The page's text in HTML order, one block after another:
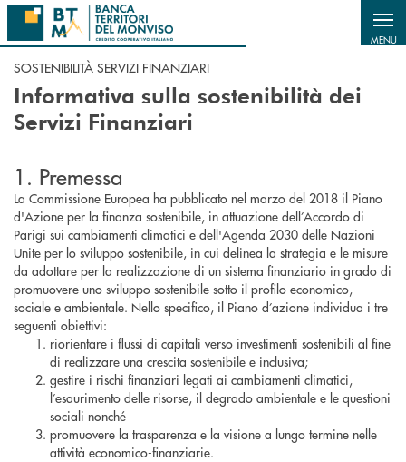
Salta al contenuto principale
MENU
SOSTENIBILITÀ SERVIZI FINANZIARI
Informativa sulla sostenibilità dei
Servizi Finanziari
1. Premessa
La Commissione Europea ha pubblicato nel marzo del 2018 il Piano
d'Azione per la finanza sostenibile, in attuazione dell’Accordo di
Parigi sui cambiamenti climatici e dell'Agenda 2030 delle Nazioni
Unite per lo sviluppo sostenibile, in cui delinea la strategia e le misure
da adottare per la realizzazione di un sistema finanziario in grado di
promuovere uno sviluppo sostenibile sotto il profilo economico,
sociale e ambientale. Nello specifico, il Piano d’azione individua i tre
seguenti obiettivi:
riorientare i flussi di capitali verso investimenti sostenibili al fine
di realizzare una crescita sostenibile e inclusiva;
gestire i rischi finanziari legati ai cambiamenti climatici,
l’esaurimento delle risorse, il degrado ambientale e le questioni
sociali nonché
promuovere la trasparenza e la visione a lungo termine nelle
attività economico-finanziarie.